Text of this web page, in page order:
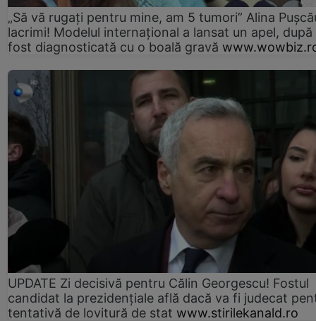
„Să vă rugați pentru mine, am 5 tumori” Alina
lacrimi! Modelul internațional a lansat un apel, după
fost diagnosticată cu o boală gravă
UPDATE Zi decisivă pentru Călin Georgescu! Fostul
candidat la prezidențiale află dacă va fi judecat
tentativă de lovitură de stat www.stirilekanald.ro